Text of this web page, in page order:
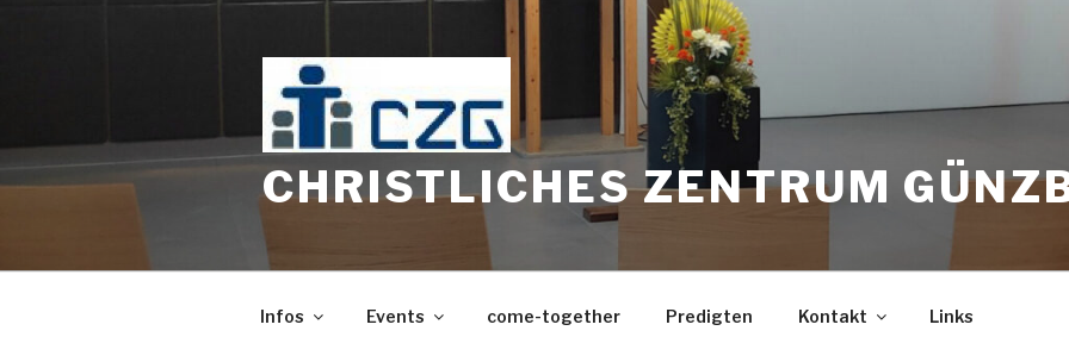
CHRISTLICHES ZENTRUM
Infos Events come-together Predigten Kontakt Links